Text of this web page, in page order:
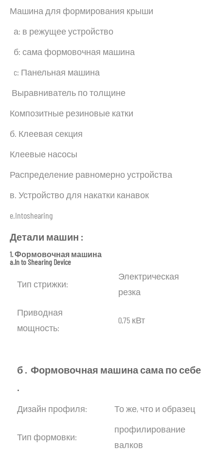
Машина для формирования крыши
а: в режущее устройство
б: сама формовочная машина
c: Панельная машина
Выравниватель по толщине
Композитные резиновые катки
б. Клеевая секция
Клеевые насосы
Распределение равномерно устройства
в. Устройство для накатки канавок
e.Intoshearing
Детали машин :
1.Формовочная машина
a.IntoShearing Device
Тип стрижки:
Электрическая
резка
Приводная
мощность:
0,75 кВт
б . Формовочная машинасамапосебе
.
Дизайн профиля: То же, что и образец
Тип формовки:
профилирование
валков